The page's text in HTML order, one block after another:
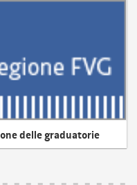
delle graduatorie